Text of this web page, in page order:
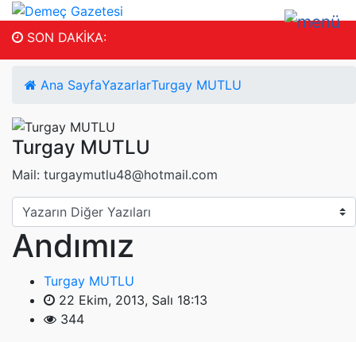
SON DAKİKA:
Ana SayfaYazarlarTurgay MUTLU
Turgay MUTLU
Mail: turgaymutlu48@hotmail.com
Andımız
Turgay MUTLU
22 Ekim, 2013, Salı 18:13
344